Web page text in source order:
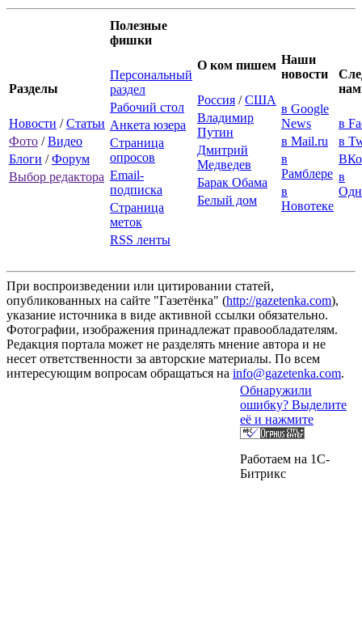
Разделы
Новости /Статьи
Фото /Видео
Блоги /Форум
Выбор редактора
Полезные
фишки
Персональный
раздел
Рабочий стол
Анкета юзера
Страница
опросов
Email-
подписка
Страница
меток
RSS ленты
О ком пишем
Россия /США
Владимир
Путин
Дмитрий
Медведев
Барак Обама
Белый дом
Наши
новости
в Google
News
в Mail.ru
в
Рамблере
в
Новотеке
в
в
в
При воспроизведении или цитировании статей,
опубликованных на сайте "Газетёнка" (http://gazetenka.com),
указание источника в виде активной ссылки обязательно.
Фотографии, изображения принадлежат правообладателям.
Редакция портала может не разделять мнение автора и не
несет ответственности за авторские материалы. По всем
интересующим вопросам обращаться на info@gazetenka.com.
Обнаружили
ошибку? Выделите
её и нажмите
Работаем на 1C-
Битрикс